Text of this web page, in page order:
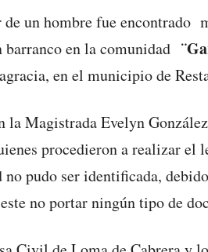
de un hombre fue encontrado
en la comunidad
en el municipio de
la Magistrada Evelyn
procedieron a realizar el
pudo ser identificada,
no portar ningún tipo de